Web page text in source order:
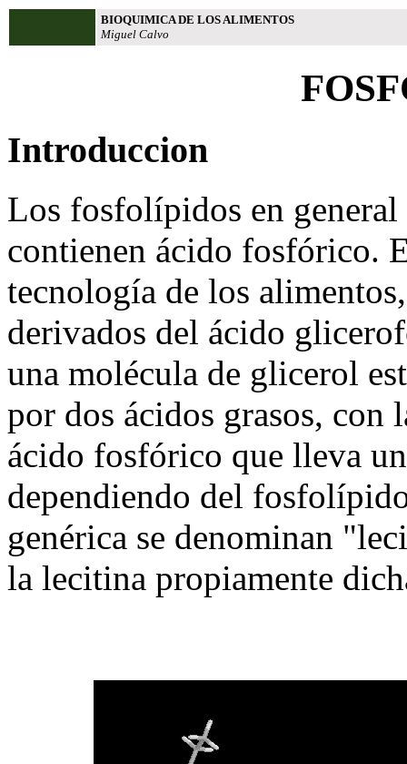
BIOQUIMICA DE LOS ALIMENTOS
Miguel Calvo
Introduccion
Los fosfolípidos en
contienen ácido fosfórico.
tecnología de los
derivados del ácido
una molécula de glicerol
por dos ácidos grasos,
ácido fosfórico que lleva
dependiendo del
genérica se denominan
la lecitina propiamente